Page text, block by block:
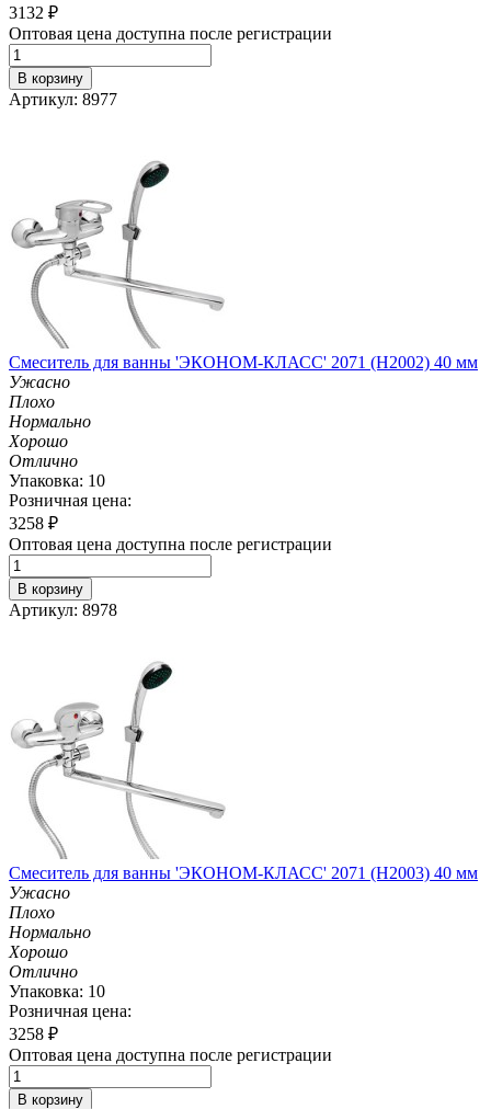
3132 ₽
Оптовая цена доступна после регистрации
В корзину
Артикул: 8977
Смеситель для ванны 'ЭКОНОМ-КЛАСС' 2071 (H2002) 40 мм
Ужасно
Плохо
Нормально
Хорошо
Отлично
Упаковка: 10
Розничная цена:
3258 ₽
Оптовая цена доступна после регистрации
В корзину
Артикул: 8978
Смеситель для ванны 'ЭКОНОМ-КЛАСС' 2071 (H2003) 40 мм
Ужасно
Плохо
Нормально
Хорошо
Отлично
Упаковка: 10
Розничная цена:
3258 ₽
Оптовая цена доступна после регистрации
В корзину